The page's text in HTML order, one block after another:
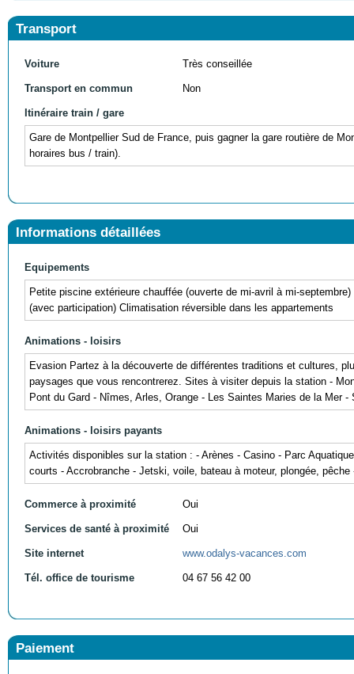
Transport
Voiture Très conseillée
Transport en commun Non
Itinéraire train / gare
Gare de Montpellier Sud de France, puis gagner la gare routière de
horaires bus / train).
Informations détaillées
Equipements
Petite piscine extérieure chauffée (ouverte de mi-avril à mi-
(avec participation) Climatisation réversible dans les appartements
Animations - loisirs
Evasion Partez à la découverte de différentes traditions et cultures,
paysages que vous rencontrerez. Sites à visiter depuis la station -
Pont du Gard - Nîmes, Arles, Orange - Les Saintes Maries de la Mer
Animations - loisirs payants
Activités disponibles sur la station : - Arènes - Casino - Parc
courts - Accrobranche - Jetski, voile, bateau à moteur, plongée,
Commerce à proximité Oui
Services de santé à proximité Oui
Site internet www.odalys-vacances.com
Tél. office de tourisme 04 67 56 42 00
Paiement